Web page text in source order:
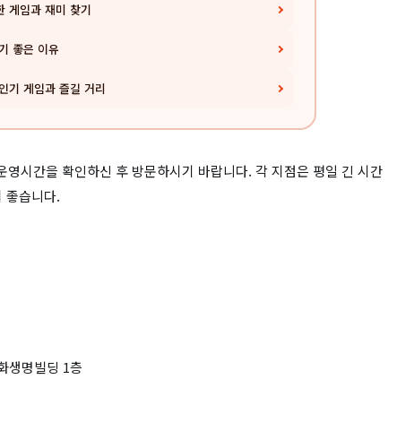
게임과 재미 찾기
좋은 이유
기 게임과 즐길 거리
시간을 확인하신 후 방문하시기 바랍니다. 각 지점은 평일 긴 시간
좋습니다.
생명빌딩 1층